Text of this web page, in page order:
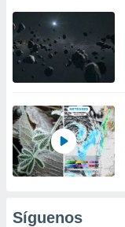
Síguenos